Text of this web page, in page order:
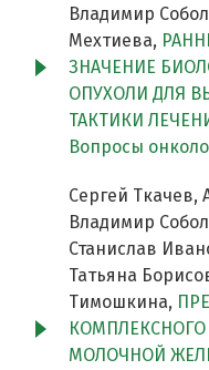
Владимир
Мехтиева,
ЗНАЧЕНИЕ
ОПУХОЛИ ДЛЯ
ТАКТИКИ
Вопросы
Сергей Ткачев,
Владимир
Станислав
Татьяна
Тимошкина,
МОЛОЧНОЙ